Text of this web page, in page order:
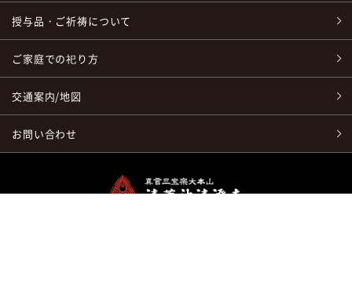
授与品・ご祈祷について
ご家庭での祀り方
交通案内/地図
お問い合わせ